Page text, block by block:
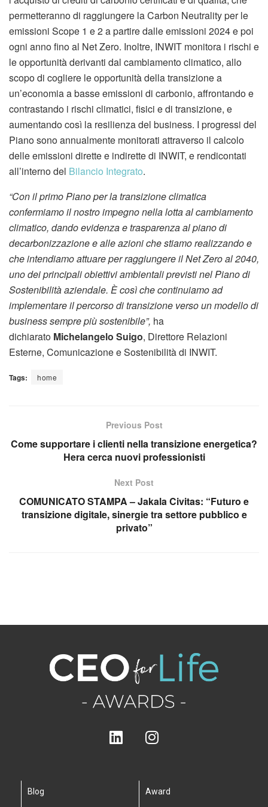
permetteranno di raggiungere la Carbon Neutrality per le
emissioni Scope 1 e 2 a partire dalle emissioni 2024 e poi
ogni anno fino al Net Zero. Inoltre, INWIT monitora i rischi e
le opportunità derivanti dal cambiamento climatico, allo
scopo di cogliere le opportunità della transizione a
un’economia a basse emissioni di carbonio, affrontando e
contrastando i rischi climatici, fisici e di transizione, e
aumentando così la resilienza del business. I progressi del
Piano sono annualmente monitorati attraverso il calcolo
delle emissioni dirette e indirette di INWIT, e rendicontati
all’interno del Bilancio Integrato.
“Con il primo Piano per la transizione climatica
confermiamo il nostro impegno nella lotta al cambiamento
climatico, dando evidenza e trasparenza al piano di
decarbonizzazione e alle azioni che stiamo realizzando e
che intendiamo attuare per raggiungere il Net Zero al 2040,
uno dei principali obiettivi ambientali previsti nel Piano di
Sostenibilità aziendale. È così che continuiamo ad
implementare il percorso di transizione verso un modello di
business sempre più sostenibile”, ha
dichiarato Michelangelo Suigo, Direttore Relazioni
Esterne, Comunicazione e Sostenibilità di INWIT.
Tags: home
Previous Post
Come supportare i clienti nella transizione energetica?
Hera cerca nuovi professionisti
Next Post
COMUNICATO STAMPA – Jakala Civitas: “Futuro e
transizione digitale, sinergie tra settore pubblico e
privato”
Blog Award